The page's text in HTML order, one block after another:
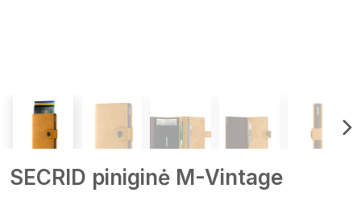
SECRID piniginė M-Vintage